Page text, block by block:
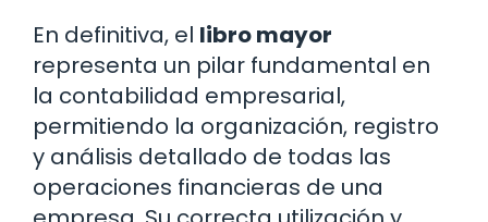
En definitiva, el libro mayor
representa un pilar fundamental en
la contabilidad empresarial,
permitiendo la organización, registro
y análisis detallado de todas las
operaciones financieras de una